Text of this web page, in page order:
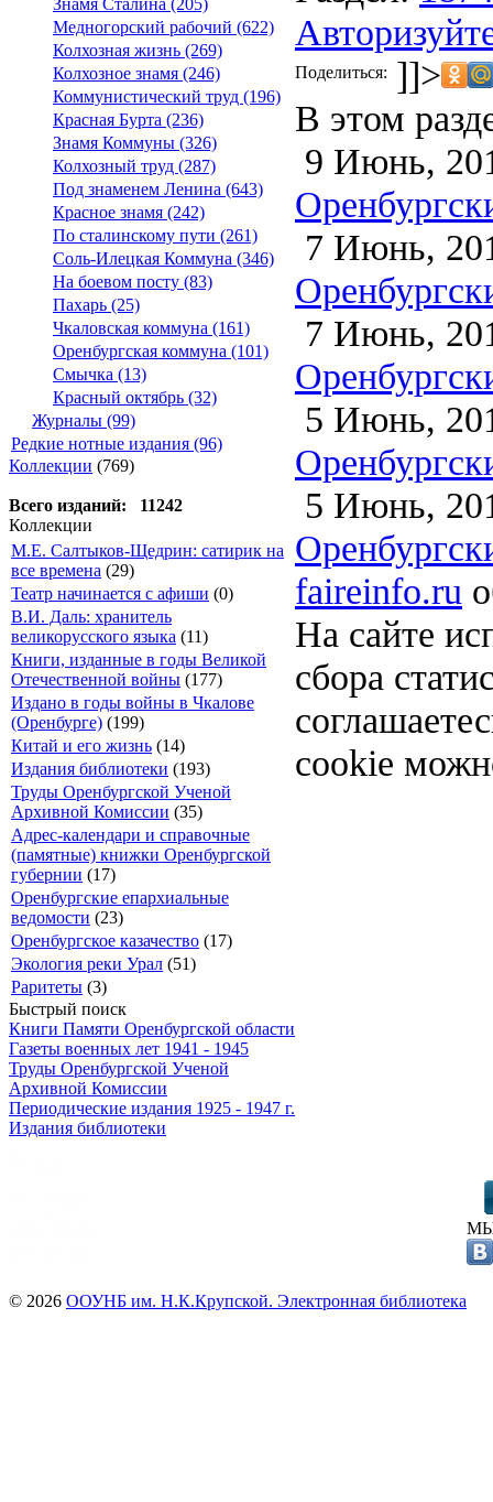
Знамя Сталина (205)
Медногорский рабочий (622)
Колхозная жизнь (269)
Колхозное знамя (246)
Коммунистический труд (196)
Красная Бурта (236)
Знамя Коммуны (326)
Колхозный труд (287)
Под знаменем Ленина (643)
Красное знамя (242)
По сталинскому пути (261)
Соль-Илецкая Коммуна (346)
На боевом посту (83)
Пахарь (25)
Чкаловская коммуна (161)
Оренбургская коммуна (101)
Смычка (13)
Красный октябрь (32)
Журналы (99)
Редкие нотные издания (96)
Коллекции (769)
Всего изданий: 11242
Коллекции
М.Е. Салтыков-Щедрин: сатирик на
все времена (29)
Театр начинается с афиши (0)
В.И. Даль: хранитель
великорусского языка (11)
Книги, изданные в годы Великой
Отечественной войны (177)
Издано в годы войны в Чкалове
(Оренбурге) (199)
Китай и его жизнь (14)
Издания библиотеки (193)
Труды Оренбургской Ученой
Архивной Комиссии (35)
Адрес-календари и справочные
(памятные) книжки Оренбургской
губернии (17)
Оренбургские епархиальные
ведомости (23)
Оренбургское казачество (17)
Экология реки Урал (51)
Раритеты (3)
Быстрый поиск
Книги Памяти Оренбургской области
Газеты военных лет 1941 - 1945
Труды Оренбургской Ученой
Архивной Комиссии
Периодические издания 1925 - 1947 г.
Издания библиотеки
Поделиться: ]]>
В этом
9 Июнь,
7 Июнь,
7 Июнь,
5 Июнь,
5 Июнь,
faireinfo.ru
На сайте
сбора
cookie
© 2026 ООУНБ им. Н.К.Крупской. Электронная библиотека